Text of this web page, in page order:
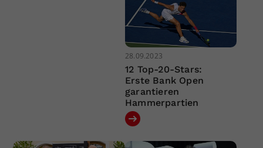
28.09.2023
12 Top-20-Stars:
Erste Bank Open
garantieren
Hammerpartien